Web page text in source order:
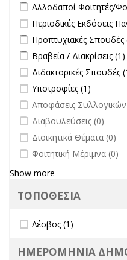
Apply Αλλοδαποί
Αλλοδαποί Φοιτητές/
Apply Περιοδικές
Περιοδικές Εκδόσεις
Apply Προπτυχιακές
Προπτυχιακές Σπουδές
Apply Βραβεία /
Βραβεία / Διακρίσεις (1)
Apply Διδακτορικές
Διδακτορικές Σπουδές
Apply Υποτροφίες filter
Υποτροφίες (1)
undefined
Αποφάσεις
undefined
Διαβουλεύσεις (0)
undefined
Διοικητικά Θέματα (0)
undefined
Φοιτητική Μέριμνα (0)
Show more
ΤΟΠΟΘΕΣΙΑ
Apply Λέσβος filter
Λέσβος (1)
ΗΜΕΡΟΜΗΝΙΑ